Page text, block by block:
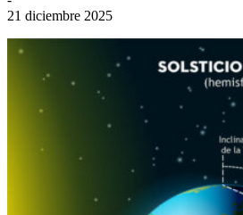
21 diciembre 2025